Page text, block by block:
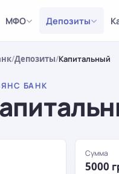
МФО Депозиты
/Депозиты/Капитальный
БАНК
Сумма
5000